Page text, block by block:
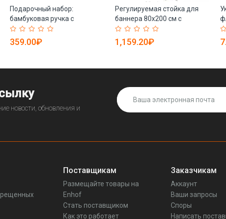
Подарочный набор:
бамбуковая ручка с
металлическим стержнем,
футляр на заказ (арт.
359.00₽
Регулируемая стойка для
баннера 80x200 см с
логотипом, экономичная
(арт. 21102922)
1,159.20₽
новости, обновления и
Поставщикам
Размещайте товары на
Enhof
Стать поставщиком
Как это работает
Заказчикам
Аккаунт
Ваши запросы
Споры
Написать